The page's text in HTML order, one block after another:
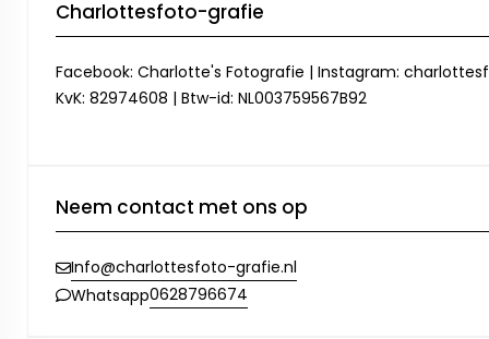
Charlottesfoto-grafie
Facebook: Charlotte's Fotografie | Instagram:
KvK: 82974608 | Btw-id: NL003759567B92
Neem contact met ons op
Info@charlottesfoto-grafie.nl
Whatsapp0628796674